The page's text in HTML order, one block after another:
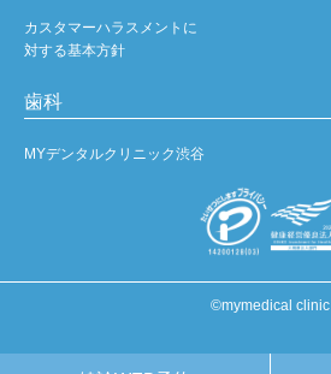
カスタマーハラスメントに
対する基本方針
歯科
MYデンタルクリニック渋谷
©mymedical clinic